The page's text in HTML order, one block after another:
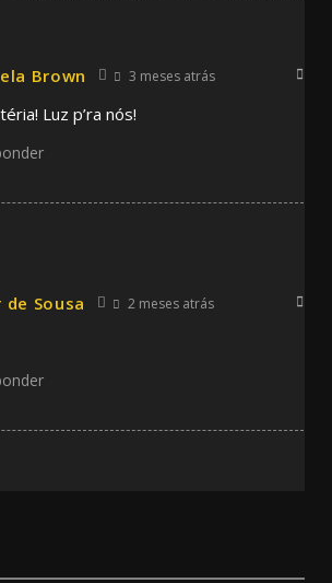
Brown 3 meses atrás
Luz p’ra nós!
de Sousa 2 meses atrás